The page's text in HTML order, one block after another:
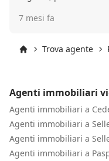
è stato semplice e
valutazione realistica
ogni fase della
pratiche necessarie e
aggiornata su ogni
soddisfatta:
consiglio vivamente.
7 mesi fa
Trova agente
Agenti immobiliari
Agenti immobiliari a
Agenti immobiliari a
Agenti immobiliari a
Agenti immobiliari a